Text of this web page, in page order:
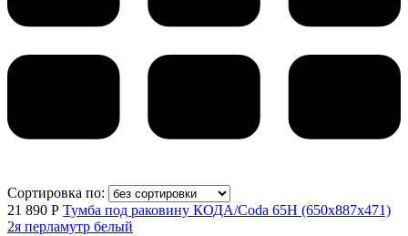
Сортировка по:
21 890 Р Тумба под раковину КОДА/Coda 65Н (650х887х471)
2я перламутр белый